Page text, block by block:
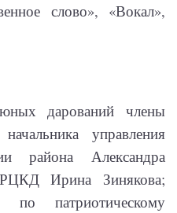
слово», «Вокал»,
дарований члены
управления
района Александра
Ирина Зинякова;
по патриотическому